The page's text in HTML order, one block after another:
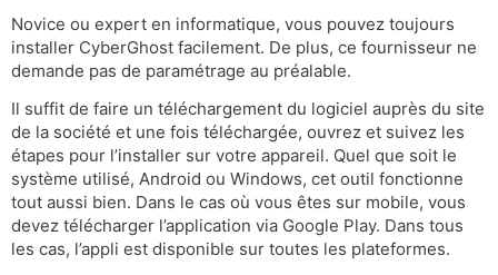
Novice ou expert en informatique, vous pouvez toujours
installer CyberGhost facilement. De plus, ce fournisseur ne
demande pas de paramétrage au préalable.
Il suffit de faire un téléchargement du logiciel auprès du site
de la société et une fois téléchargée, ouvrez et suivez les
étapes pour l’installer sur votre appareil. Quel que soit le
système utilisé, Android ou Windows, cet outil fonctionne
tout aussi bien. Dans le cas où vous êtes sur mobile, vous
devez télécharger l’application via Google Play. Dans tous
les cas, l’appli est disponible sur toutes les plateformes.